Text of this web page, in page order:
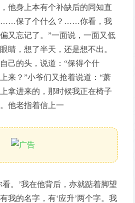
他身上本有个补缺后的同知直
……保了个什么？……你看，我
又忘记了。”一面说，一面又低
睛，想了半天，还是想不出。
己的头，说道：“保得个什
来？”小爷们又抢着说道：“萧
拿进来的，那时候我正在椅子
他老指着信上一
。’我在他背后，亦就踮着脚望
我的名字，有‘应升’两个字。我